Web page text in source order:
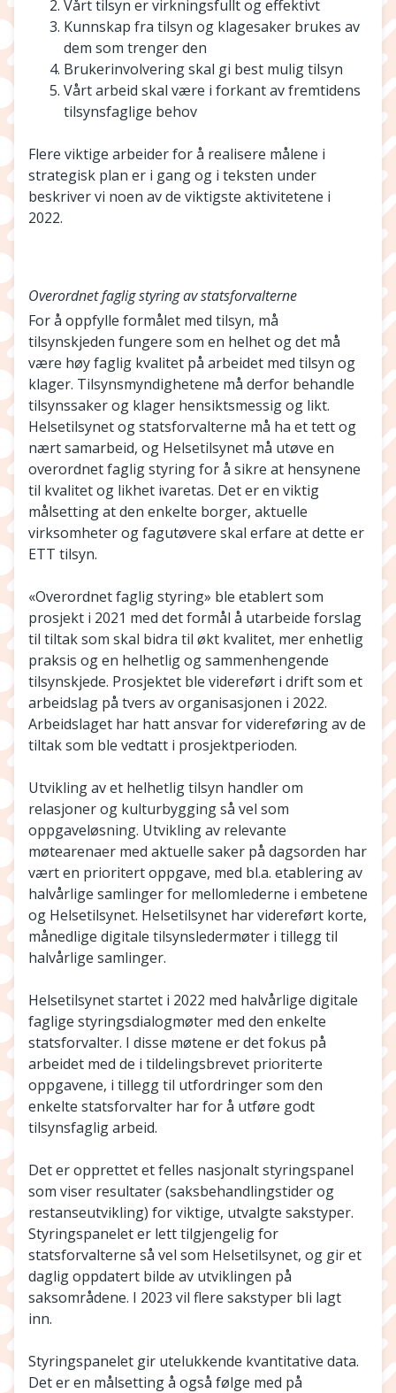
Vårt tilsyn er virkningsfullt og effektivt
Kunnskap fra tilsyn og klagesaker brukes av
dem som trenger den
Brukerinvolvering skal gi best mulig tilsyn
Vårt arbeid skal være i forkant av fremtidens
tilsynsfaglige behov
Flere viktige arbeider for å realisere målene i
strategisk plan er i gang og i teksten under
beskriver vi noen av de viktigste aktivitetene i
2022.
Overordnet faglig styring av statsforvalterne
For å oppfylle formålet med tilsyn, må
tilsynskjeden fungere som en helhet og det må
være høy faglig kvalitet på arbeidet med tilsyn og
klager. Tilsynsmyndighetene må derfor behandle
tilsynssaker og klager hensiktsmessig og likt.
Helsetilsynet og statsforvalterne må ha et tett og
nært samarbeid, og Helsetilsynet må utøve en
overordnet faglig styring for å sikre at hensynene
til kvalitet og likhet ivaretas. Det er en viktig
målsetting at den enkelte borger, aktuelle
virksomheter og fagutøvere skal erfare at dette er
ETT tilsyn.
«Overordnet faglig styring» ble etablert som
prosjekt i 2021 med det formål å utarbeide forslag
til tiltak som skal bidra til økt kvalitet, mer enhetlig
praksis og en helhetlig og sammenhengende
tilsynskjede. Prosjektet ble videreført i drift som et
arbeidslag på tvers av organisasjonen i 2022.
Arbeidslaget har hatt ansvar for videreføring av de
tiltak som ble vedtatt i prosjektperioden.
Utvikling av et helhetlig tilsyn handler om
relasjoner og kulturbygging så vel som
oppgaveløsning. Utvikling av relevante
møtearenaer med aktuelle saker på dagsorden har
vært en prioritert oppgave, med bl.a. etablering av
halvårlige samlinger for mellomlederne i embetene
og Helsetilsynet. Helsetilsynet har videreført korte,
månedlige digitale tilsynsledermøter i tillegg til
halvårlige samlinger.
Helsetilsynet startet i 2022 med halvårlige digitale
faglige styringsdialogmøter med den enkelte
statsforvalter. I disse møtene er det fokus på
arbeidet med de i tildelingsbrevet prioriterte
oppgavene, i tillegg til utfordringer som den
enkelte statsforvalter har for å utføre godt
tilsynsfaglig arbeid.
Det er opprettet et felles nasjonalt styringspanel
som viser resultater (saksbehandlingstider og
restanseutvikling) for viktige, utvalgte sakstyper.
Styringspanelet er lett tilgjengelig for
statsforvalterne så vel som Helsetilsynet, og gir et
daglig oppdatert bilde av utviklingen på
saksområdene. I 2023 vil flere sakstyper bli lagt
inn.
Styringspanelet gir utelukkende kvantitative data.
Det er en målsetting å også følge med på